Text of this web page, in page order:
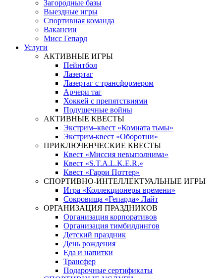
Загородные базы
Выездные игры
Спортивная команда
Вакансии
Мисс Гепард
Услуги
АКТИВНЫЕ ИГРЫ
Пейнтбол
Лазертаг
Лазертаг с трансформером
Арчери таг
Хоккей с препятствиями
Подушечные войны
АКТИВНЫЕ КВЕСТЫ
Экстрим–квест «Комната тьмы»
Экстрим-квест «Оборотни»
ПРИКЛЮЧЕНЧЕСКИЕ КВЕСТЫ
Квест «Миссия невыполнима»
Квест «S.T.A.L.K.E.R.»
Квест «Гарри Поттер»
СПОРТИВНО-ИНТЕЛЛЕКТУАЛЬНЫЕ ИГРЫ
Игра «Коллекционеры времени»
Сокровища «Гепарда» Лайт
ОРГАНИЗАЦИЯ ПРАЗДНИКОВ
Организация корпоративов
Организация тимбилдингов
Детский праздник
День рождения
Еда и напитки
Трансфер
Подарочные сертификаты